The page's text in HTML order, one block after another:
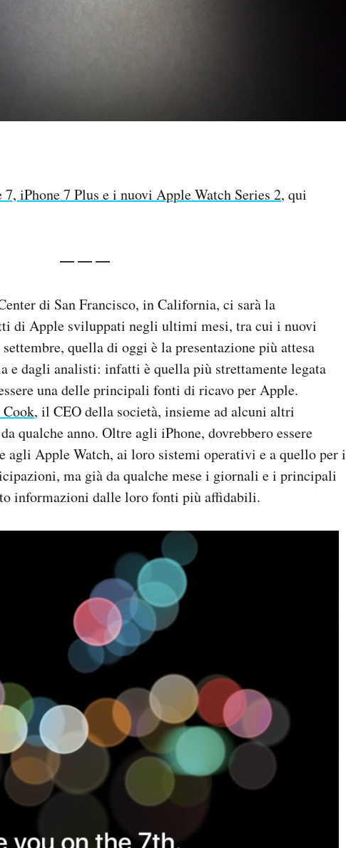
7, iPhone 7 Plus e i nuovi Apple Watch Series 2, qui
— — —
di San Francisco, in California, ci sarà la
di Apple sviluppati negli ultimi mesi, tra cui i nuovi
quella di oggi è la presentazione più attesa
e dagli analisti: infatti è quella più strettamente legata
una delle principali fonti di ricavo per Apple.
, il CEO della società, insieme ad alcuni altri
qualche anno. Oltre agli iPhone, dovrebbero essere
agli Apple Watch, ai loro sistemi operativi e a quello per i
ma già da qualche mese i giornali e i principali
informazioni dalle loro fonti più affidabili.